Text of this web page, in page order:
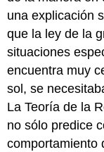
una explicación
que la ley de la
situaciones
encuentra muy
sol, se
La Teoría de la
no sólo predice
comportamiento